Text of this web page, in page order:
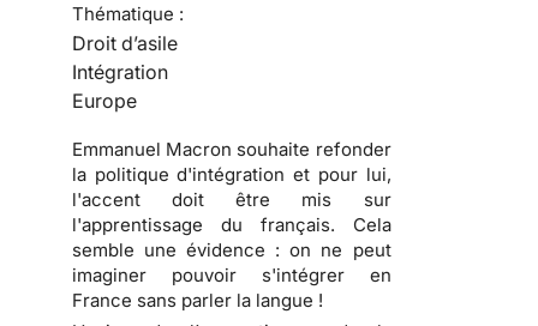
Thématique :
Droit d’asile
Intégration
Europe
Emmanuel Macron souhaite refonder
la politique d'intégration et pour lui,
l'accent doit être mis sur
l'apprentissage du français. Cela
semble une évidence : on ne peut
imaginer pouvoir s'intégrer en
France sans parler la langue !